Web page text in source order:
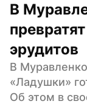
В
эрудитов
В
«Ладушки»
Об этом в